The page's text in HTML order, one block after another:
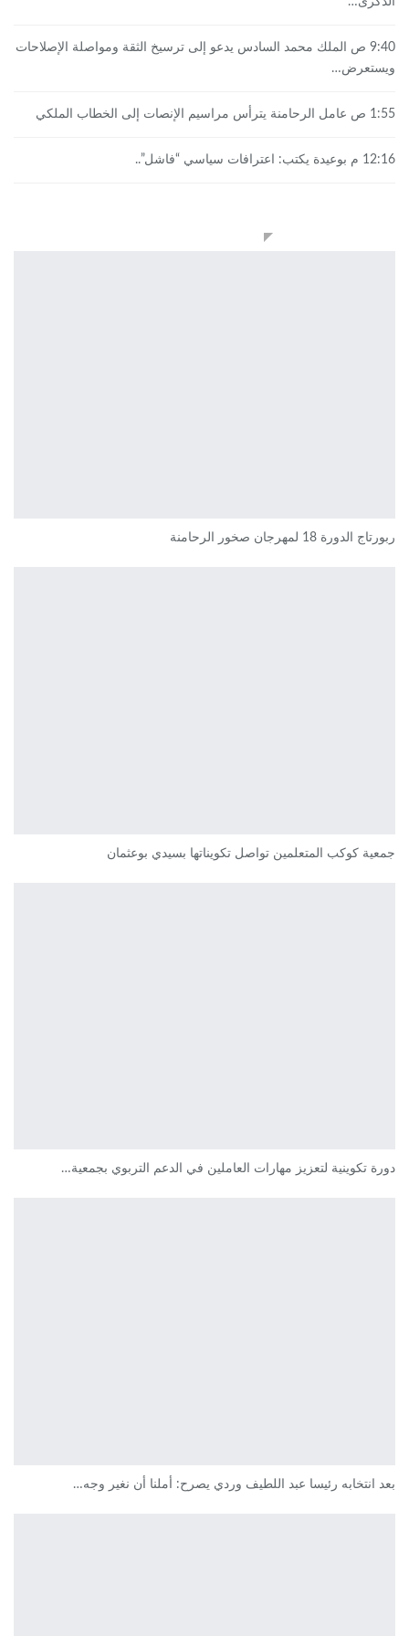
9:40 ص
الملك محمد السادس يدعو إلى ترسيخ الثقة ومواصلة الإصلاحات
ويستعرض…
1:55 ص عامل الرحامنة يترأس مراسيم الإنصات إلى الخطاب الملكي
12:16 م بوعيدة يكتب: اعترافات سياسي “فاشل”..
ربورتاج الدورة 18 لمهرجان صخور الرحامنة
جمعية كوكب المتعلمين تواصل تكويناتها بسيدي بوعثمان
دورة تكوينية لتعزيز مهارات العاملين في الدعم التربوي بجمعية…
بعد انتخابه رئيسا عبد اللطيف وردي يصرح: أملنا أن نغير وجه…